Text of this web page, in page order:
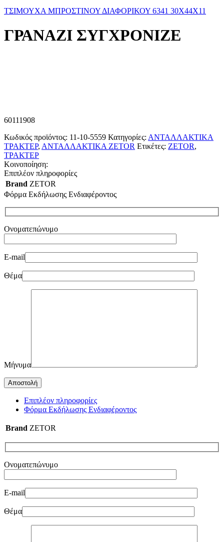
ΤΣΙΜΟΥΧΑ ΜΠΡΟΣΤΙΝΟΥ ΔΙΑΦΟΡΙΚΟΥ 6341 30Χ44Χ11
ΓΡΑΝΑΖΙ ΣΥΓΧΡΟΝΙΖΕ
60111908
Κωδικός προϊόντος: 11-10-5559 Κατηγορίες: ΑΝΤΑΛΛΑΚΤΙΚΑ
ΤΡΑΚΤΕΡ, ΑΝΤΑΛΛΑΚΤΙΚΑ ZETOR Ετικέτες: ZETOR,
ΤΡΑΚΤΕΡ
Κοινοποίηση:
Επιπλέον πληροφορίες
Brand ZETOR
Φόρμα Εκδήλωσης Ενδιαφέροντος
Ονοματεπώνυμο
E-mail
Θέμα
Μήνυμα
Επιπλέον πληροφορίες
Φόρμα Εκδήλωσης Ενδιαφέροντος
Brand ZETOR
Ονοματεπώνυμο
E-mail
Θέμα